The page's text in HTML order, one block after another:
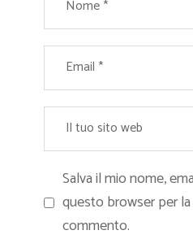
Salva il mio nome,
questo browser per
commento.